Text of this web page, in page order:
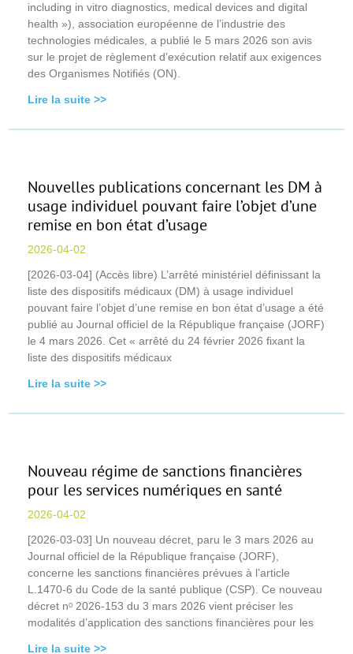
including in vitro diagnostics, medical devices and digital
health »), association européenne de l’industrie des
technologies médicales, a publié le 5 mars 2026 son avis
sur le projet de règlement d’exécution relatif aux exigences
des Organismes Notifiés (ON).
Lire la suite >>
Nouvelles publications concernant les DM à
usage individuel pouvant faire l’objet d’une
remise en bon état d’usage
2026-04-02
[2026-03-04] (Accès libre) L’arrêté ministériel définissant la
liste des dispositifs médicaux (DM) à usage individuel
pouvant faire l’objet d’une remise en bon état d’usage a été
publié au Journal officiel de la République française (JORF)
le 4 mars 2026. Cet « arrêté du 24 février 2026 fixant la
liste des dispositifs médicaux
Lire la suite >>
Nouveau régime de sanctions financières
pour les services numériques en santé
2026-04-02
[2026-03-03] Un nouveau décret, paru le 3 mars 2026 au
Journal officiel de la République française (JORF),
concerne les sanctions financières prévues à l’article
L.1470-6 du Code de la santé publique (CSP). Ce nouveau
décret nᵒ 2026-153 du 3 mars 2026 vient préciser les
modalités d’application des sanctions financières pour les
Lire la suite >>